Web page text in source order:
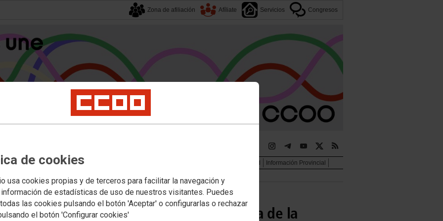
de cookies
usa cookies propias y de terceros para facilitar la navegación y
de estadísticas de uso de nuestros visitantes. Puedes
las cookies pulsando el botón 'Aceptar' o configurarlas o rechazar
el botón 'Configurar cookies'
Zona de afiliación Afíliate Servicios Congresos
Universidad Privada Política Educativa
Información Provincial
convocatoria pública para la cobertura de la